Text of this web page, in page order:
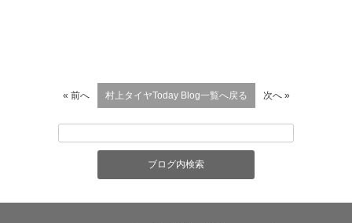
« 前へ 村上タイヤToday Blog一覧へ戻る 次へ »